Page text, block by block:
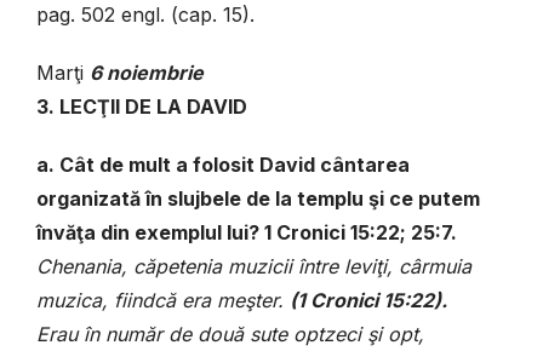
pag. 502 engl. (cap. 15).
Marţi 6 noiembrie
3. LECŢII DE LA DAVID
a. Cât de mult a folosit David cântarea
organizată în slujbele de la templu şi ce putem
învăţa din exemplul lui? 1 Cronici 15:22; 25:7.
Chenania, căpetenia muzicii între leviţi, cârmuia
muzica, fiindcă era meşter. (1 Cronici 15:22).
Erau în număr de două sute optzeci şi opt,